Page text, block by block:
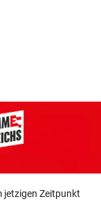
jetzigen Zeitpunkt